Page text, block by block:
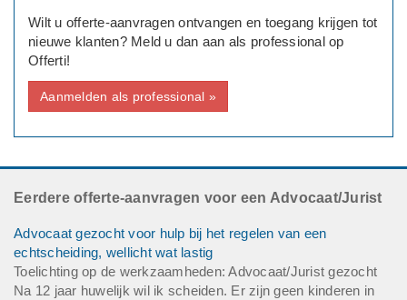
Wilt u offerte-aanvragen ontvangen en toegang krijgen tot
nieuwe klanten? Meld u dan aan als professional op
Offerti!
Aanmelden als professional »
Eerdere offerte-aanvragen voor een Advocaat/Jurist
Advocaat gezocht voor hulp bij het regelen van een
echtscheiding, wellicht wat lastig
Toelichting op de werkzaamheden: Advocaat/Jurist gezocht
Na 12 jaar huwelijk wil ik scheiden. Er zijn geen kinderen in